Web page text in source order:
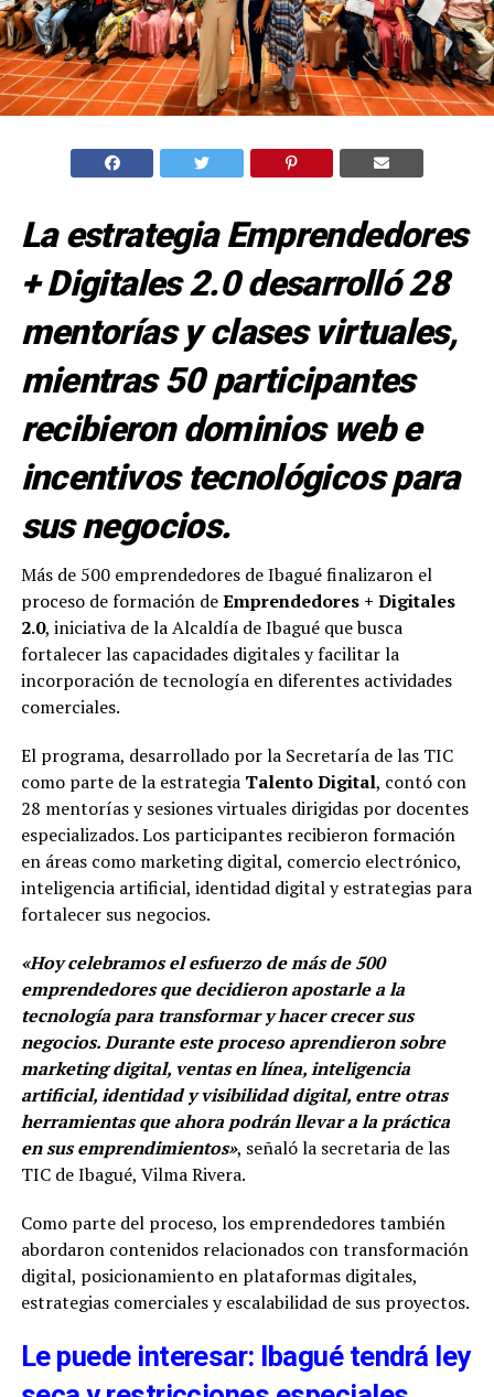
La estrategia Emprendedores
+ Digitales 2.0 desarrolló 28
mentorías y clases virtuales,
mientras 50 participantes
recibieron dominios web e
incentivos tecnológicos para
sus negocios.
Más de 500 emprendedores de Ibagué finalizaron el
proceso de formación deEmprendedores + Digitales
2.0, iniciativa de la Alcaldía de Ibagué que busca
fortalecer las capacidades digitales y facilitar la
incorporación de tecnología en diferentes actividades
comerciales.
El programa, desarrollado por la Secretaría de las TIC
como parte de la estrategia Talento Digital, contó con
28 mentorías y sesiones virtuales dirigidas por docentes
especializados. Los participantes recibieron formación
en áreas como marketing digital, comercio electrónico,
inteligencia artificial, identidad digital y estrategias para
fortalecer sus negocios.
«Hoy celebramos el esfuerzo de más de 500
emprendedores que decidieron apostarle a la
tecnología para transformar y hacer crecer sus
negocios. Durante este proceso aprendieron sobre
marketing digital, ventas en línea, inteligencia
artificial, identidad y visibilidad digital, entre otras
herramientas que ahora podrán llevar a la práctica
en sus emprendimientos», señaló la secretaria de las
TIC de Ibagué, Vilma Rivera.
Como parte del proceso, los emprendedores también
abordaron contenidos relacionados con transformación
digital, posicionamiento en plataformas digitales,
estrategias comerciales y escalabilidad de sus proyectos.
Le puede interesar: Ibagué tendrá ley